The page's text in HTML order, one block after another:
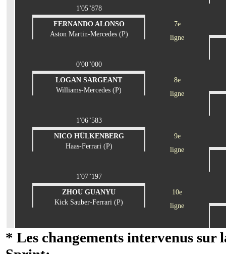
1'05"878
FERNANDO ALONSO
Aston Martin-Mercedes (P)
7e
ligne
0'00"000
LOGAN SARGEANT
Williams-Mercedes (P)
8e
ligne
1'06"583
NICO HÜLKENBERG
Haas-Ferrari (P)
9e
ligne
1'07"197
ZHOU GUANYU
Kick Sauber-Ferrari (P)
10e
ligne
* Les changements intervenus sur